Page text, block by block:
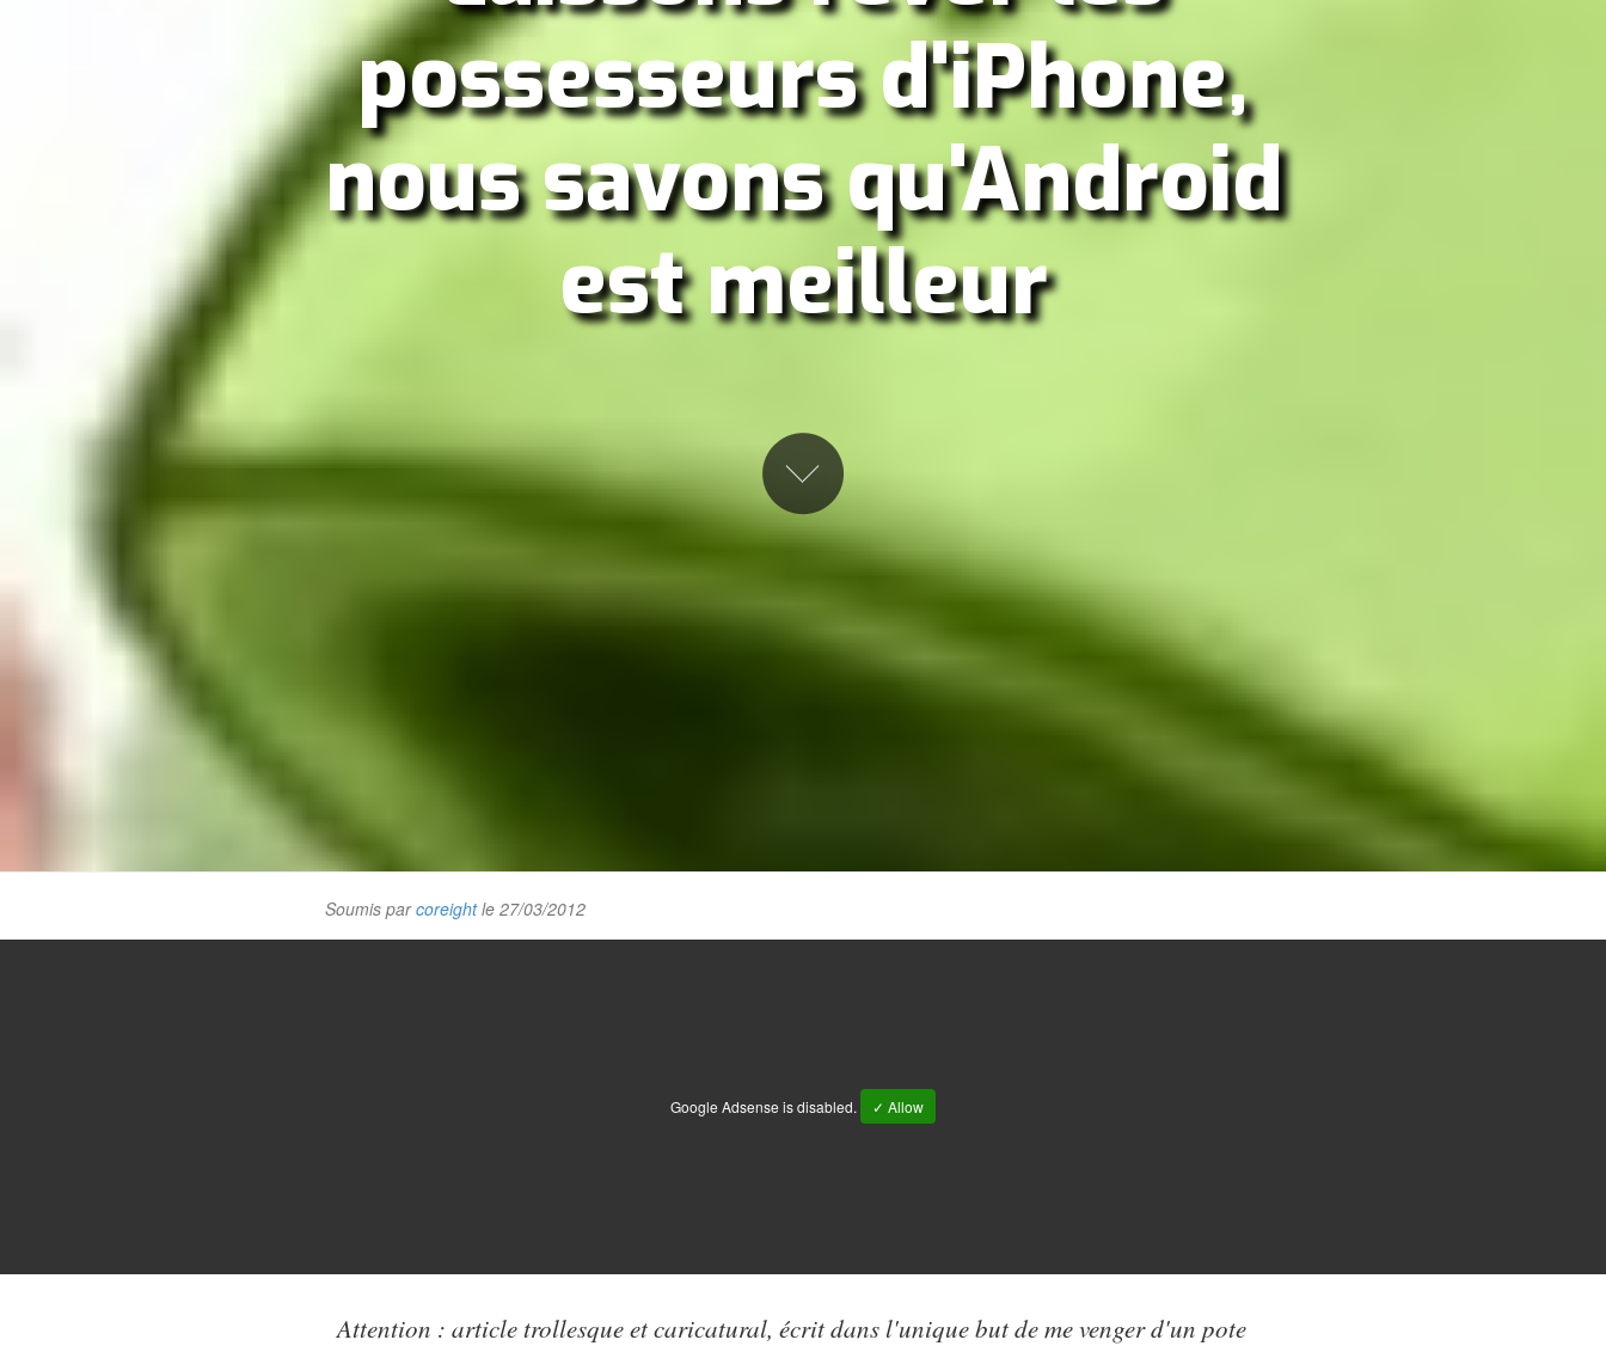
possesseurs d'iPhone,
nous savons qu'Android
est meilleur
Soumis parcoreightle 27/03/2012
Google Adsense is disabled. ✓ Allow
Attention : article trollesque et caricatural, écrit dans l'unique but de me venger d'un pote